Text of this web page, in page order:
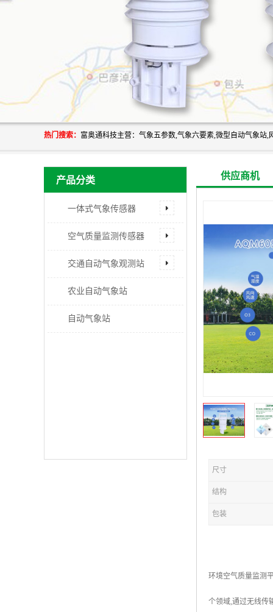
热门搜索：
产品分类
一体式气象传感器
空气质量监测传感器
交通自动气象观测站
农业自动气象站
自动气象站
供应商机
尺寸
结构
包装
环境空气质量监测
个领域,通过无线传